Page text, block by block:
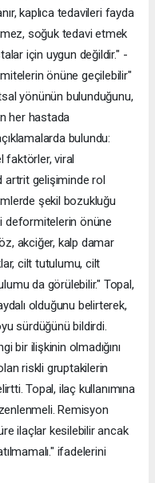
kaplıca tedavileri fayda
soğuk tedavi etmek
için uygun değildir." -
önüne geçilebilir"
yönünün bulunduğunu,
her hastada
bulundu:
faktörler, viral
artrit gelişiminde rol
şekil bozukluğu
deformitelerin önüne
akciğer, kalp damar
cilt tutulumu, cilt
da görülebilir." Topal,
olduğunu belirterek,
sürdüğünü bildirdi.
bir ilişkinin olmadığını
riskli gruptakilerin
Topal, ilaç kullanımına
Remisyon
ilaçlar kesilebilir ancak
ifadelerini